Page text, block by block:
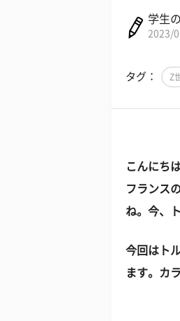
学生
2023/
タグ： Z
こんにち
フランス
ね。今、
今回はト
ます。カ